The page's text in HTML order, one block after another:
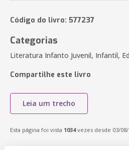
Código do livro: 577237
Categorias
Literatura Infanto Juvenil, Infantil,
Compartilhe este livro
Leia um trecho
Esta página foi vista 1034vezes desde 03/08/